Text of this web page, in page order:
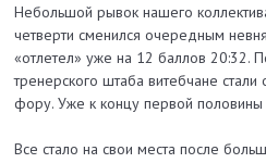
Небольшой рывок нашего
четверти сменился очередным
«отлетел» уже на 12 баллов 20:32.
тренерского штаба витебчане
фору. Уже к концу первой половины
Все стало на свои места после